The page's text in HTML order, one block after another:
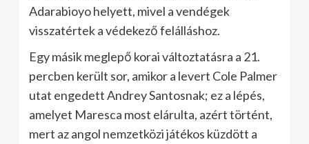
Adarabioyo helyett, mivel a vendégek
visszatértek a védekező felálláshoz.
Egy másik meglepő korai változtatásra a 21.
percben került sor, amikor a levert Cole Palmer
utat engedett Andrey Santosnak; ez a lépés,
amelyet Maresca most elárulta, azért történt,
mert az angol nemzetközi játékos küzdött a